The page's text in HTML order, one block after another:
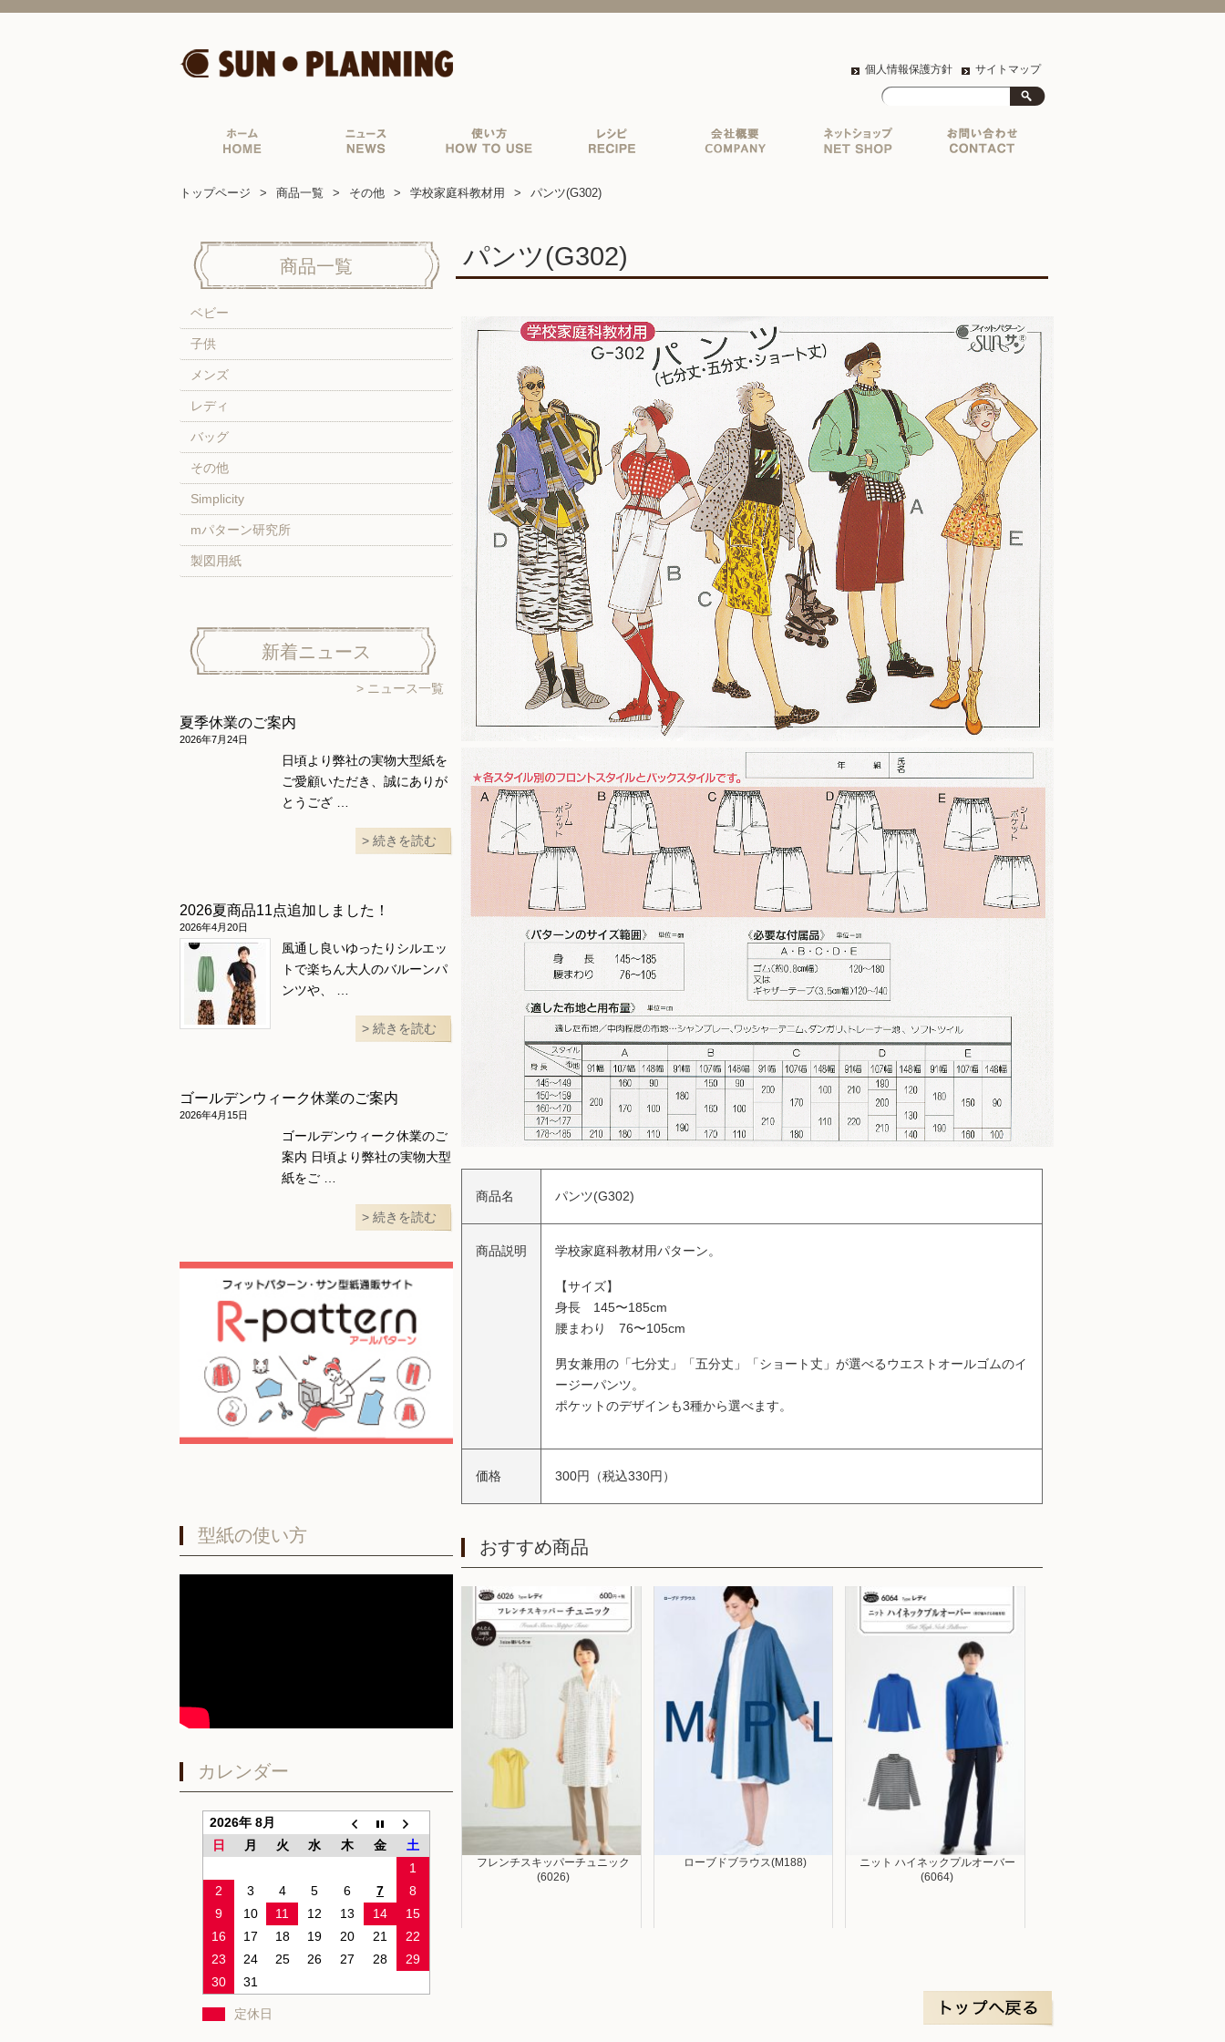
個人情報保護方針 サイトマップ
トップページ 商品一覧 その他 学校家庭科教材用 パンツ(G302)
パンツ(G302)
商品名 パンツ(G302)
商品説明 学校家庭科教材用パターン。
【サイズ】
身長 145〜185cm
腰まわり 76〜105cm
男女兼用の「七分丈」「五分丈」「ショート丈」が選べるウエストオールゴムのイ
ージーパンツ。
ポケットのデザインも3種から選べます。
価格 300円（税込330円）
おすすめ商品
フレンチスキッパーチュニック
(6026)
ローブドブラウス(M188)
ニット ハイネックプルオーバー
(6064)
商品一覧
ベビー
子供
メンズ
レディ
バッグ
その他
Simplicity
mパターン研究所
製図用紙
新着ニュース
ニュース一覧
夏季休業のご案内
2026年7月24日
日頃より弊社の実物大型紙を
ご愛顧いただき、誠にありが
とうござ …
続きを読む
2026夏商品11点追加しました！
2026年4月20日
風通し良いゆったりシルエッ
トで楽ちん大人のバルーンパ
ンツや、 …
続きを読む
ゴールデンウィーク休業のご案内
2026年4月15日
ゴールデンウィーク休業のご
案内 日頃より弊社の実物大型
紙をご …
続きを読む
型紙の使い方
カレンダー
2026年 8月
日
月 火 水 木 金
土
1
2
3 4 5 6 7
8
9
10 11 12 13 14
15
16
17 18 19 20 21
22
23
24 25 26 27 28
29
30
31
定休日